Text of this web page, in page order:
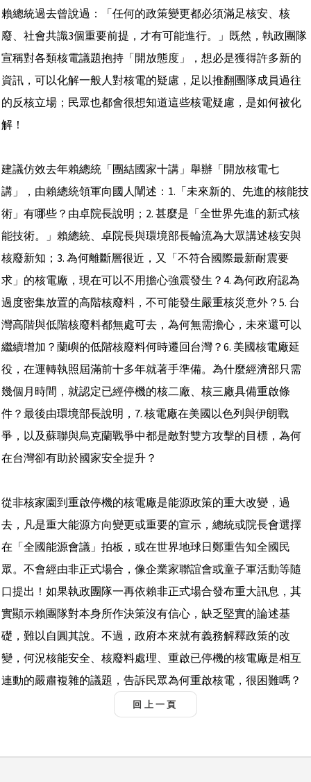
賴總統過去曾說過：「任何的政策變更都必須滿足核安、核
廢、社會共識3個重要前提，才有可能進行。」既然，執政團隊
宣稱對各類核電議題抱持「開放態度」，想必是獲得許多新的
資訊，可以化解一般人對核電的疑慮，足以推翻團隊成員過往
的反核立場；民眾也都會很想知道這些核電疑慮，是如何被化
解！
建議仿效去年賴總統「團結國家十講」舉辦「開放核電七
講」，由賴總統領軍向國人闡述：1.「未來新的、先進的核能技
術」有哪些？由卓院長說明；2. 甚麼是「全世界先進的新式核
能技術。」賴總統、卓院長與環境部長輪流為大眾講述核安與
核廢新知；3. 為何離斷層很近，又「不符合國際最新耐震要
求」的核電廠，現在可以不用擔心強震發生？4. 為何政府認為
過度密集放置的高階核廢料，不可能發生嚴重核災意外？5. 台
灣高階與低階核廢料都無處可去，為何無需擔心，未來還可以
繼續增加？蘭嶼的低階核廢料何時遷回台灣？6. 美國核電廠延
役，在運轉執照屆滿前十多年就著手準備。為什麼經濟部只需
幾個月時間，就認定已經停機的核二廠、核三廠具備重啟條
件？最後由環境部長說明，7. 核電廠在美國以色列與伊朗戰
爭，以及蘇聯與烏克蘭戰爭中都是敵對雙方攻擊的目標，為何
在台灣卻有助於國家安全提升？
從非核家園到重啟停機的核電廠是能源政策的重大改變，過
去，凡是重大能源方向變更或重要的宣示，總統或院長會選擇
在「全國能源會議」拍板，或在世界地球日鄭重告知全國民
眾。不會經由非正式場合，像企業家聯誼會或童子軍活動等隨
口提出！如果執政團隊一再依賴非正式場合發布重大訊息，其
實顯示賴團隊對本身所作決策沒有信心，缺乏堅實的論述基
礎，難以自圓其說。不過，政府本來就有義務解釋政策的改
變，何況核能安全、核廢料處理、重啟已停機的核電廠是相互
連動的嚴肅複雜的議題，告訴民眾為何重啟核電，很困難嗎？